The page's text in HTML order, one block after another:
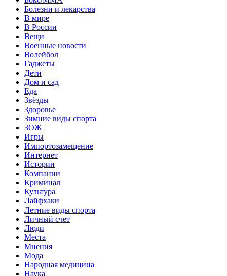
Болезни и лекарства
В мире
В России
Вещи
Военные новости
Волейбол
Гаджеты
Дети
Дом и сад
Еда
Звёзды
Здоровье
Зимние виды спорта
ЗОЖ
Игры
Импортозамещение
Интернет
Истории
Компании
Криминал
Культура
Лайфхаки
Летние виды спорта
Личный счет
Люди
Места
Мнения
Мода
Народная медицина
Наука